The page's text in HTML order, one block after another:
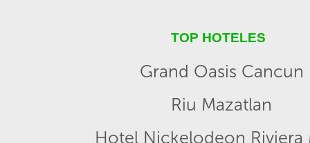
TOP HOTELES
Grand Oasis Cancun
Riu Mazatlan
Hotel Nickelodeon Riviera